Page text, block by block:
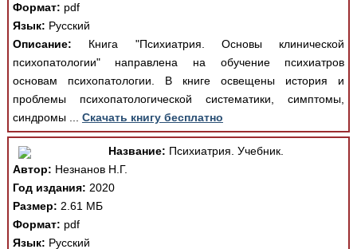
Формат: pdf
Язык: Русский
Описание: Книга "Психиатрия. Основы клинической
психопатологии" направлена на обучение психиатров
основам психопатологии. В книге освещены история и
проблемы психопатологической систематики, симптомы,
синдромы ... Скачать книгу бесплатно
Название: Психиатрия. Учебник.
Автор: Незнанов Н.Г.
Год издания: 2020
Размер: 2.61 МБ
Формат: pdf
Язык: Русский